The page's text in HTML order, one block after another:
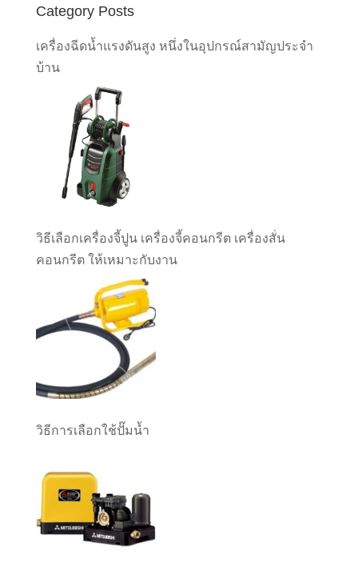
Category Posts
เครื่องฉีดน้ำแรงดันสูง หนึ่งในอุปกรณ์สามัญประจำ
บ้าน
วิธีเลือกเครื่องจี้ปูน เครื่องจี้คอนกรีต เครื่องสั่น
คอนกรีต ให้เหมาะกับงาน
วิธีการเลือกใช้ปั๊มน้ำ